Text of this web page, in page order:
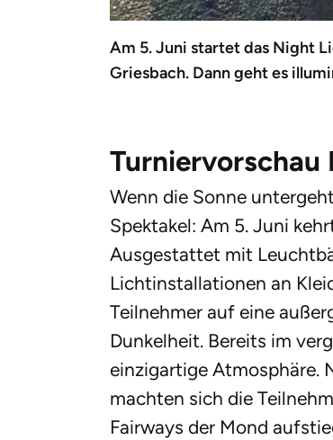
Am 5. Juni startet das Night
Griesbach. Dann geht es
Wenn die Sonne
Spektakel: Am 5. Juni
Ausgestattet mit
Lichtinstallationen an
Teilnehmer auf eine
Dunkelheit. Bereits im
einzigartige Atmosphäre.
machten sich die
Fairways der Mond